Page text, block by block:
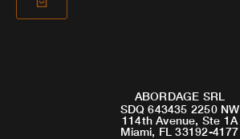
ABORDAGE SRL
SDQ 643435 2250 NW
114th Avenue, Ste 1A
Miami, FL 33192-4177